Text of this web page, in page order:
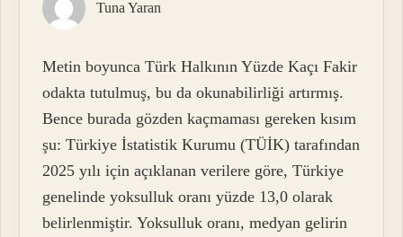
Tuna Yaran
Metin boyunca Türk Halkının Yüzde Kaçı Fakir
odakta tutulmuş, bu da okunabilirliği artırmış.
Bence burada gözden kaçmaması gereken kısım
şu: Türkiye İstatistik Kurumu (TÜİK) tarafından
2025 yılı için açıklanan verilere göre, Türkiye
genelinde yoksulluk oranı yüzde 13,0 olarak
belirlenmiştir. Yoksulluk oranı, medyan gelirin